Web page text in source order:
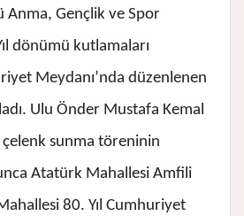
Anma, Gençlik ve Spor
dönümü kutlamaları
Meydanı’nda düzenlenen
Ulu Önder Mustafa Kemal
çelenk sunma töreninin
Atatürk Mahallesi Amfili
80. Yıl Cumhuriyet